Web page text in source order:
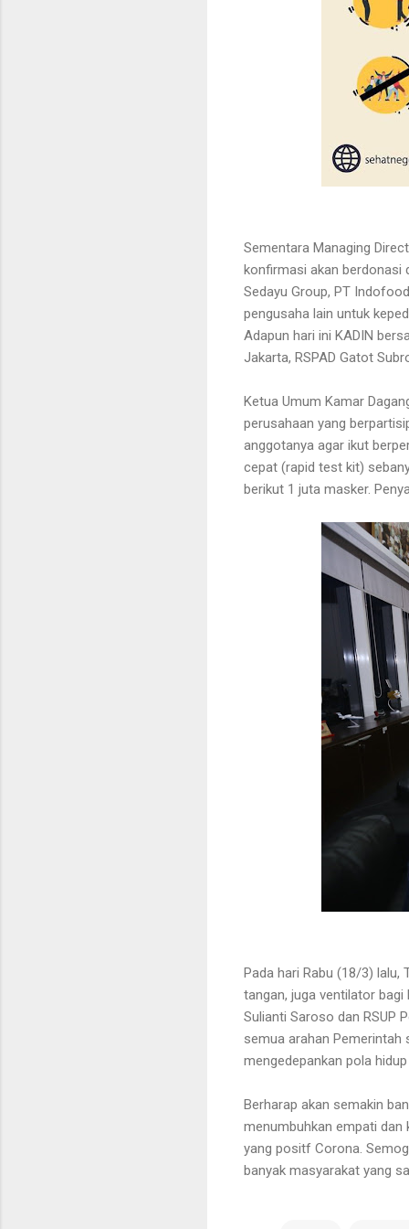
Sementara Managing
konfirmasi akan berdonasi
Sedayu Group, PT
pengusaha lain untuk
Adapun hari ini KADIN
Jakarta, RSPAD Gatot
Ketua Umum Kamar
perusahaan yang
anggotanya agar ikut
cepat (rapid test kit)
berikut 1 juta masker.
Pada hari Rabu (18/3) lalu,
tangan, juga ventilator
Sulianti Saroso dan RSUP
semua arahan Pemerintah
mengedepankan pola
Berharap akan semakin
menumbuhkan empati dan
yang positf Corona.
banyak masyarakat yang